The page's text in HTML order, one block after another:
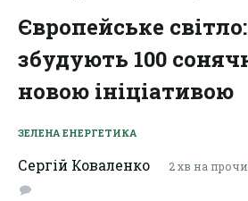
Європейське
збудують 100
новою ініціативою
ЗЕЛЕНА ЕНЕРГЕТИКА
Сергій Коваленко 2 хв на